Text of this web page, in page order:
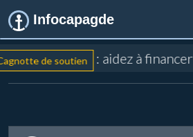
Infocapagde
de soutien : aidez à